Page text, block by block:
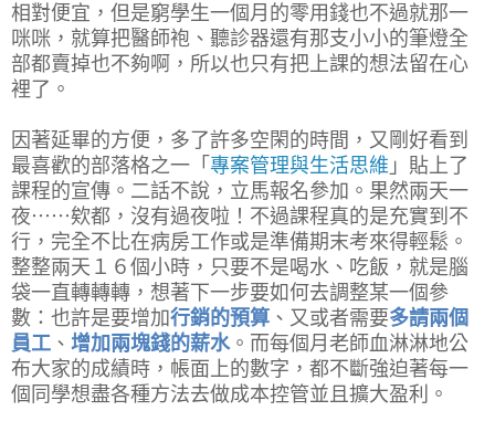
相對便宜，但是窮學生一個月的零用錢也不過就那一
咪咪，就算把醫師袍、聽診器還有那支小小的筆燈全
部都賣掉也不夠啊，所以也只有把上課的想法留在心
裡了。
因著延畢的方便，多了許多空閑的時間，又剛好看到
最喜歡的部落格之一「 專案管理與生活思維 」貼上了
課程的宣傳。二話不說，立馬報名參加。果然兩天一
夜⋯⋯欸都，沒有過夜啦！不過課程真的是充實到不
行，完全不比在病房工作或是準備期末考來得輕鬆。
整整兩天１６個小時，只要不是喝水、吃飯，就是腦
袋一直轉轉轉，想著下一步要如何去調整某一個參
數：也許是要增加行銷的預算 、又或者需要多請兩個
員工 、 增加兩塊錢的薪水。而每個月老師血淋淋地公
布大家的成績時，帳面上的數字，都不斷強迫著每一
個同學想盡各種方法去做成本控管並且擴大盈利。